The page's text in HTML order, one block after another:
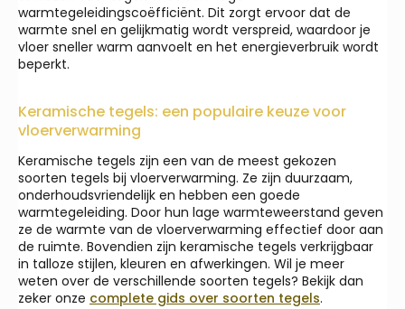
warmtegeleidingscoëfficiënt. Dit zorgt ervoor dat de
warmte snel en gelijkmatig wordt verspreid, waardoor je
vloer sneller warm aanvoelt en het energieverbruik wordt
beperkt.
Keramische tegels: een populaire keuze voor
vloerverwarming
Keramische tegels zijn een van de meest gekozen
soorten tegels bij vloerverwarming. Ze zijn duurzaam,
onderhoudsvriendelijk en hebben een goede
warmtegeleiding. Door hun lage warmteweerstand geven
ze de warmte van de vloerverwarming effectief door aan
de ruimte. Bovendien zijn keramische tegels verkrijgbaar
in talloze stijlen, kleuren en afwerkingen. Wil je meer
weten over de verschillende soorten tegels? Bekijk dan
zeker onze complete gids over soorten tegels.